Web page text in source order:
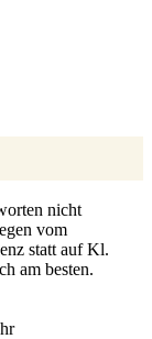
nicht
vom
statt auf Kl.
am besten.